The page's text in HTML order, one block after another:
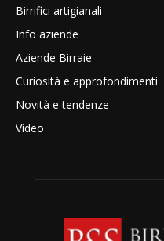
Birrifici artigianali
Info aziende
Aziende Birraie
Curiosità e approfondimenti
Novità e tendenze
Video